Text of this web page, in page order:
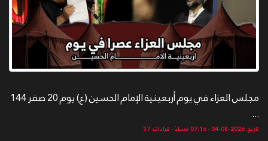
مجلس العزاء في يوم أربعينية الإمام الحسين (ع) يوم 20 صفر 144
...
تاريخ: 2026-08-04 - 07:16 مساءً - قراءات: 37